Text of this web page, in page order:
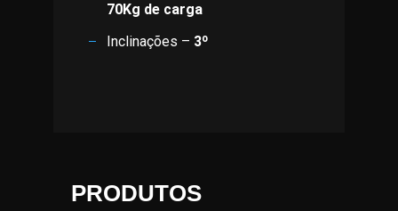
70Kg de carga
Inclinações – 3º
PRODUTOS